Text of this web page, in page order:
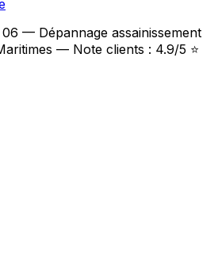
— Dépannage assainissement
— Note clients : 4.9/5 ⭐